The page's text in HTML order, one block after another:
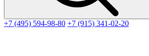
+7 (495) 594-98-80 +7 (915) 341-02-20